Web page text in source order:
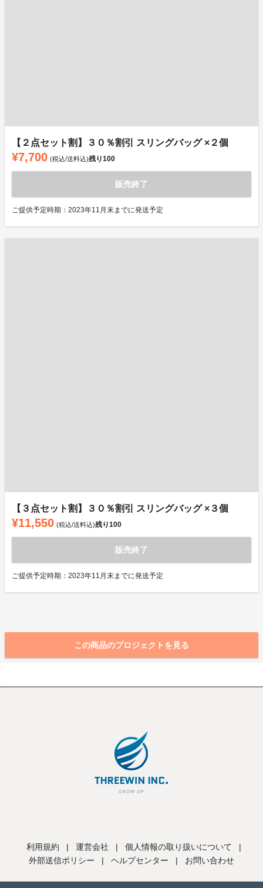
【２点セット割】３０％割引 スリングバッグ ×２個
¥7,700 (税込/送料込)残り100
販売終了
ご提供予定時期：2023年11月末までに発送予定
【３点セット割】３０％割引 スリングバッグ ×３個
¥11,550 (税込/送料込)残り100
販売終了
ご提供予定時期：2023年11月末までに発送予定
この商品のプロジェクトを見る
利用規約 | 運営会社 | 個人情報の取り扱いについて
|
外部送信ポリシー
| ヘルプセンター | お問い合わせ